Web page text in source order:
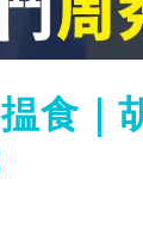
食｜